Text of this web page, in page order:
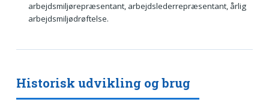
arbejdsmiljørepræsentant, arbejdslederrepræsentant, årlig
arbejdsmiljødrøftelse.
Historisk udvikling og brug